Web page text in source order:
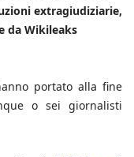
extragiudiziarie,
da Wikileaks
portato alla fine
o sei giornalisti